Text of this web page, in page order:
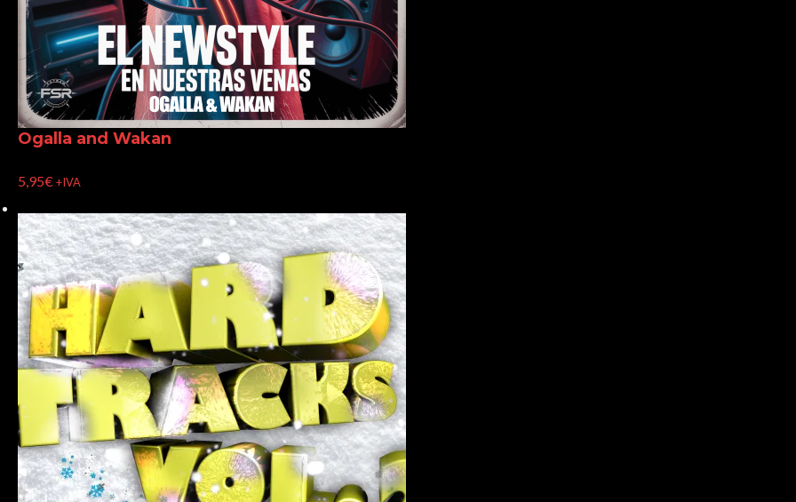
Ogalla and Wakan
5,95€ +IVA